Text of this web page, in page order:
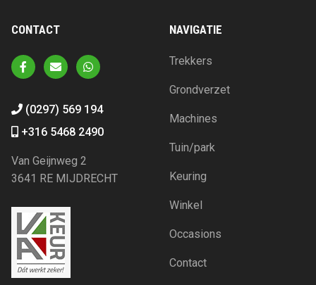
CONTACT
(0297) 569 194
+316 5468 2490
Van Geijnweg 2
3641 RE MIJDRECHT
NAVIGATIE
Trekkers
Grondverzet
Machines
Tuin/park
Keuring
Winkel
Occasions
Contact